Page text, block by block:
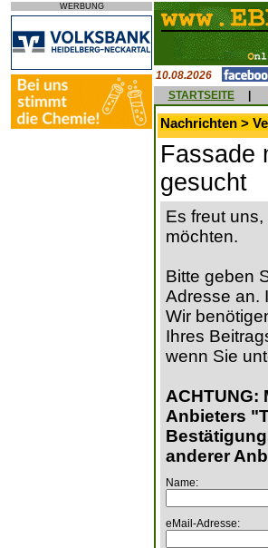
WERBUNG
10.08.2026
STARTSEITE
Nachrichten >
Fassade
gesucht
Es freut
möchten.
Bitte geben
Adresse an.
Wir
Ihres
wenn Sie
ACHTUNG:
Anbieters
anderer
Name:
eMail-Adresse: